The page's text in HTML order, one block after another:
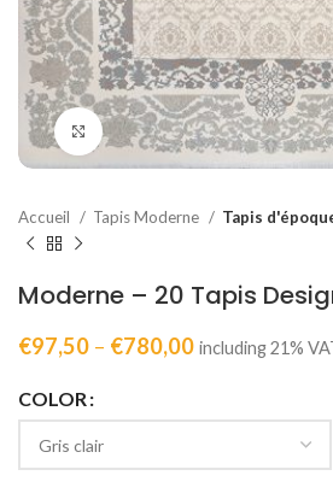
Click to enlarge
Accueil Tapis Moderne Tapis
Moderne – 20 Tapis
€97,50 – €780,00 including 21%
COLOR